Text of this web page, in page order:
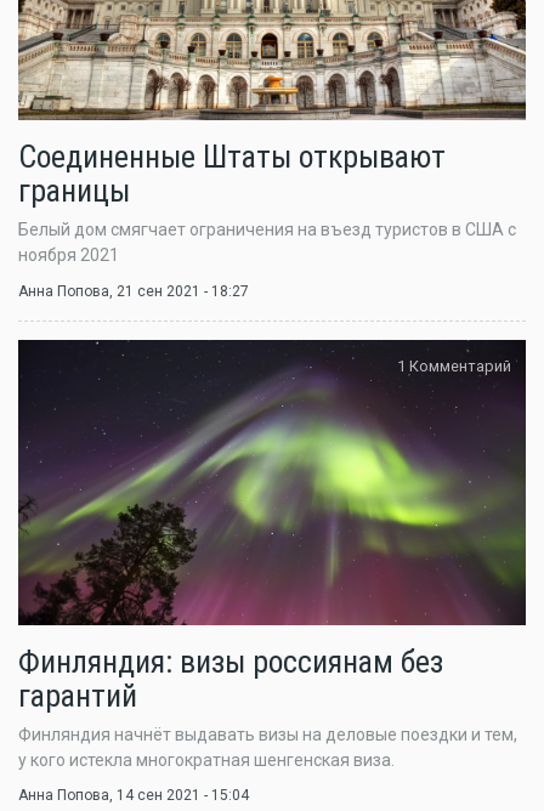
Соединенные Штаты открывают
границы
Белый дом смягчает ограничения на въезд туристов в США с
ноября 2021
Анна Попова, 21 сен 2021 - 18:27
1 Комментарий
Финляндия: визы россиянам без
гарантий
Финляндия начнёт выдавать визы на деловые поездки и тем,
у кого истекла многократная шенгенская виза.
Анна Попова, 14 сен 2021 - 15:04